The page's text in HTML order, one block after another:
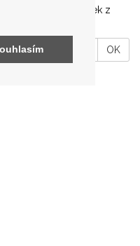
pro zasílání novinek z
OK